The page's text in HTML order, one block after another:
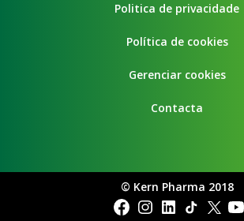
Politica de privacidade
Política de cookies
Gerenciar cookies
Contacta
© Kern Pharma 2018